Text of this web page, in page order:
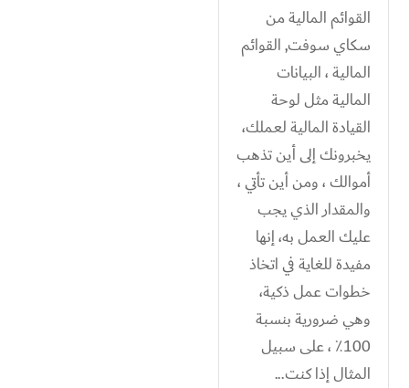
القوائم المالية من
سكاي سوفت, القوائم
المالية ، البيانات
المالية مثل لوحة
القيادة المالية لعملك،
يخبرونك إلى أين تذهب
أموالك ، ومن أين تأتي ،
والمقدار الذي يجب
عليك العمل به، إنها
مفيدة للغاية في اتخاذ
خطوات عمل ذكية،
وهي ضرورية بنسبة
100٪ ، على سبيل
المثال إذا كنت...